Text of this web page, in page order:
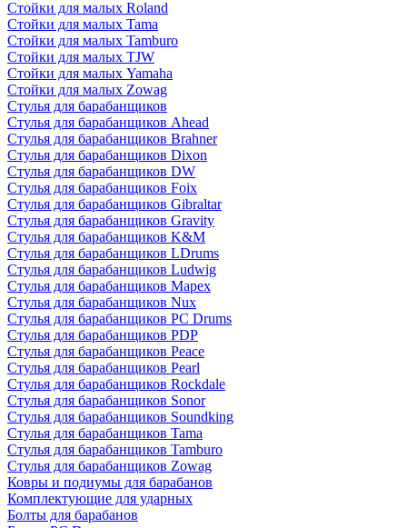
Стойки для малых Roland
Стойки для малых Tama
Стойки для малых Tamburo
Стойки для малых TJW
Стойки для малых Yamaha
Стойки для малых Zowag
Стулья для барабанщиков
Стулья для барабанщиков Ahead
Стулья для барабанщиков Brahner
Стулья для барабанщиков Dixon
Стулья для барабанщиков DW
Стулья для барабанщиков Foix
Стулья для барабанщиков Gibraltar
Стулья для барабанщиков Gravity
Стулья для барабанщиков K&M
Стулья для барабанщиков LDrums
Стулья для барабанщиков Ludwig
Стулья для барабанщиков Mapex
Стулья для барабанщиков Nux
Стулья для барабанщиков PC Drums
Стулья для барабанщиков PDP
Стулья для барабанщиков Peace
Стулья для барабанщиков Pearl
Стулья для барабанщиков Rockdale
Стулья для барабанщиков Sonor
Стулья для барабанщиков Soundking
Стулья для барабанщиков Tama
Стулья для барабанщиков Tamburo
Стулья для барабанщиков Zowag
Ковры и подиумы для барабанов
Комплектующие для ударных
Болты для барабанов